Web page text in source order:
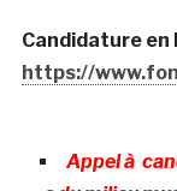
Candidature en
https://
Appel à